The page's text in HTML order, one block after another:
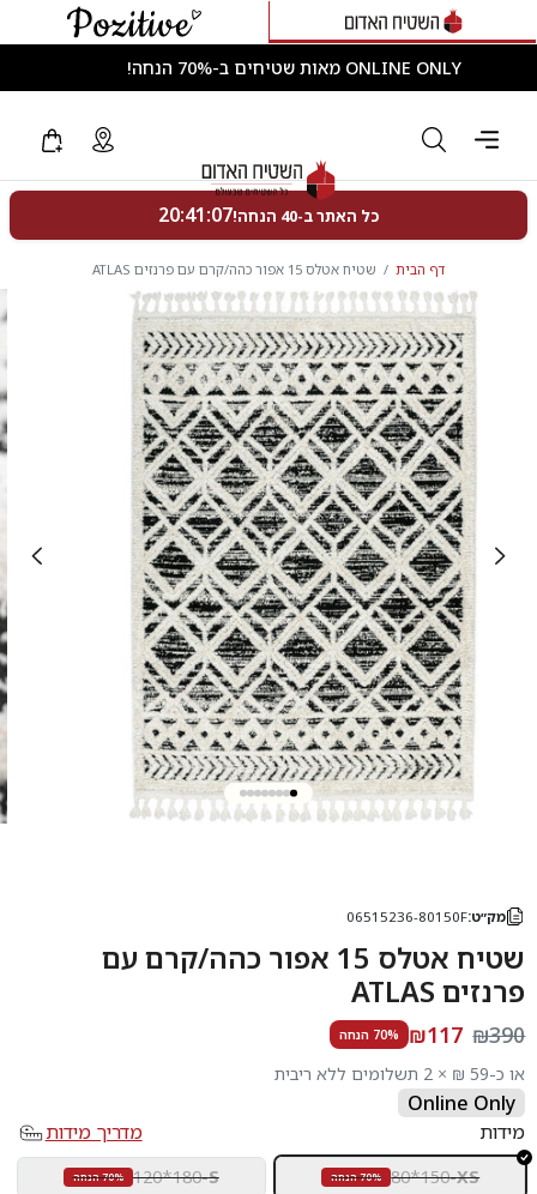
ONLINE ONLY מאות שטיחים ב-70% הנחה!
דף הבית שטיח אטלס 15 אפור כהה/קרם עם פרנזים ATLAS
מק״ט:06515236-80150F
שטיח אטלס 15 אפור כהה/קרם עם
פרנזים ATLAS
₪390
₪117 70% הנחה
או כ-59 ₪ × 2 תשלומים ללא ריבית
Online Only
מידות
מדריך מידות
XS
-
80*150 70% הנחה S
-
120*180 70% הנחה